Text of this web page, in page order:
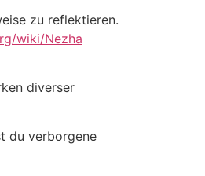
zu reflektieren.
wiki/Nezha
diverser
du verborgene